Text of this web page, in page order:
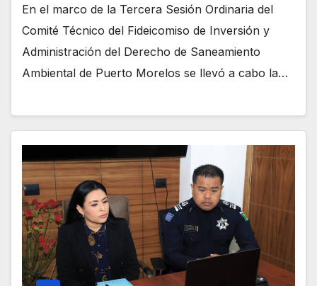
En el marco de la Tercera Sesión Ordinaria del
Comité Técnico del Fideicomiso de Inversión y
Administración del Derecho de Saneamiento
Ambiental de Puerto Morelos se llevó a cabo la…